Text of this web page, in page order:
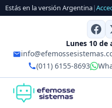
Estás en la versión Argentina|
Lunes 10 de
(011) 6155-8693